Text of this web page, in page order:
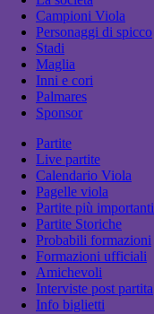
Campioni Viola
Personaggi di spicco
Stadi
Maglia
Inni e cori
Palmares
Sponsor
Partite
Live partite
Calendario Viola
Pagelle viola
Partite più importanti
Partite Storiche
Probabili formazioni
Formazioni ufficiali
Amichevoli
Interviste post partita
Info biglietti